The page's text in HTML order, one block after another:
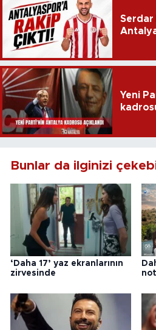
Serdar
Yeni
Bunlar da ilginizi
‘Daha 17’ yaz ekranlarının
zirvesinde
not